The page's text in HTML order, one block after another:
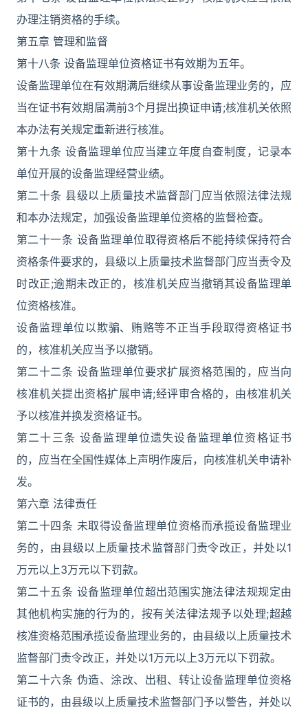
办理注销资格的手续。
第五章 管理和监督
第十八条 设备监理单位资格证书有效期为五年。
设备监理单位在有效期满后继续从事设备监理业务的，应
当在证书有效期届满前3个月提出换证申请;核准机关依照
本办法有关规定重新进行核准。
第十九条 设备监理单位应当建立年度自查制度，记录本
单位开展的设备监理经营业绩。
第二十条 县级以上质量技术监督部门应当依照法律法规
和本办法规定，加强设备监理单位资格的监督检查。
第二十一条 设备监理单位取得资格后不能持续保持符合
资格条件要求的，县级以上质量技术监督部门应当责令及
时改正;逾期未改正的，核准机关应当撤销其设备监理单
位资格核准。
设备监理单位以欺骗、贿赂等不正当手段取得资格证书
的，核准机关应当予以撤销。
第二十二条 设备监理单位要求扩展资格范围的，应当向
核准机关提出资格扩展申请;经评审合格的，由核准机关
予以核准并换发资格证书。
第二十三条 设备监理单位遗失设备监理单位资格证书
的，应当在全国性媒体上声明作废后，向核准机关申请补
发。
第六章 法律责任
第二十四条 未取得设备监理单位资格而承揽设备监理业
务的，由县级以上质量技术监督部门责令改正，并处以1
万元以上3万元以下罚款。
第二十五条 设备监理单位超出范围实施法律法规规定由
其他机构实施的行为的，按有关法律法规予以处理;超越
核准资格范围承揽设备监理业务的，由县级以上质量技术
监督部门责令改正，并处以1万元以上3万元以下罚款。
第二十六条 伪造、涂改、出租、转让设备监理单位资格
证书的，由县级以上质量技术监督部门予以警告，并处以